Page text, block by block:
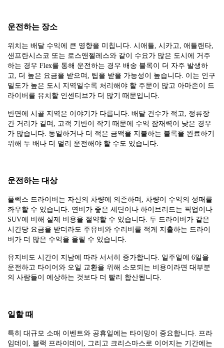
운전하는 장소
위치는 배달 수익에 큰 영향을 미칩니다. 시애틀, 시카고, 애틀랜타,
샌프란시스코 또는 로스앤젤레스와 같이 수요가 많은 도시에 거주
하는 경우 Flex를 통해 운전하는 경우 배송 블록이 더 자주 발생하
고, 더 높은 요금을 받으며, 팁을 받을 가능성이 높습니다. 이는 인구
밀도가 높은 도시 지역일수록 처리해야 할 주문이 많고 아마존이 드
라이버를 유치할 인센티브가 더 많기 때문입니다.
반면에 시골 지역은 이야기가 다릅니다. 배달 건수가 적고, 정류장
간 거리가 길며, 고객 기반이 작기 때문에 수익 잠재력이 낮은 경우
가 많습니다. 동일하거나 더 적은 금액을 지불하는 블록을 완료하기
위해 두 배나 더 멀리 운전해야 할 수도 있습니다.
운전하는 대상
플렉스 드라이버는 자신의 차량에 의존하며, 차량이 수익의 성패를
좌우할 수 있습니다. 연비가 좋은 세단이나 하이브리드는 픽업이나
SUV에 비해 실제 비용을 절약할 수 있습니다. 두 드라이버가 같은
시간당 요금을 받더라도 주유비와 수리비를 적게 지출하는 드라이
버가 더 많은 수익을 올릴 수 있습니다.
유지비도 시간이 지남에 따라 서서히 증가합니다. 일주일에 6일을
운전하고 타이어와 오일 교환을 위해 소모되는 비용이라면 대부분
의 사람들이 예상하는 것보다 더 빨리 합산됩니다.
일할 때
특히 대규모 소매 이벤트와 공휴일에는 타이밍이 중요합니다. 프라
임데이, 블랙 프라이데이, 그리고 크리스마스로 이어지는 기간에는